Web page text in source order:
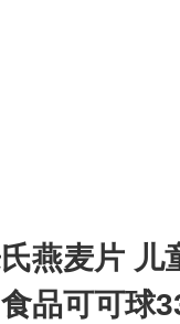
燕麦片 儿
品可可球